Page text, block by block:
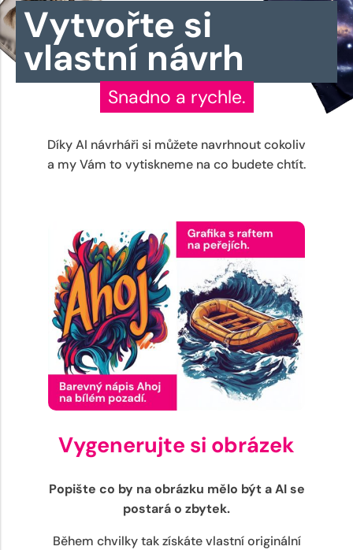
Vytvořte si
vlastní návrh
Snadno a rychle.
Díky AI návrháři si můžete navrhnout cokoliv
a my Vám to vytiskneme na co budete chtít.
Vygenerujte si obrázek
Popište co by na obrázku mělo být a AI se
postará o zbytek.
Během chvilky tak získáte vlastní originální